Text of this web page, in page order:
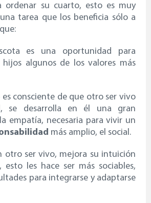
ordenar su cuarto, esto es muy
tarea que los beneficia sólo a
es una oportunidad para
algunos de los valores más
consciente de que otro ser vivo
se desarrolla en él una gran
empatía, necesaria para vivir un
más amplio, el social.
otro ser vivo, mejora su intuición
esto les hace ser más sociables,
para integrarse y adaptarse